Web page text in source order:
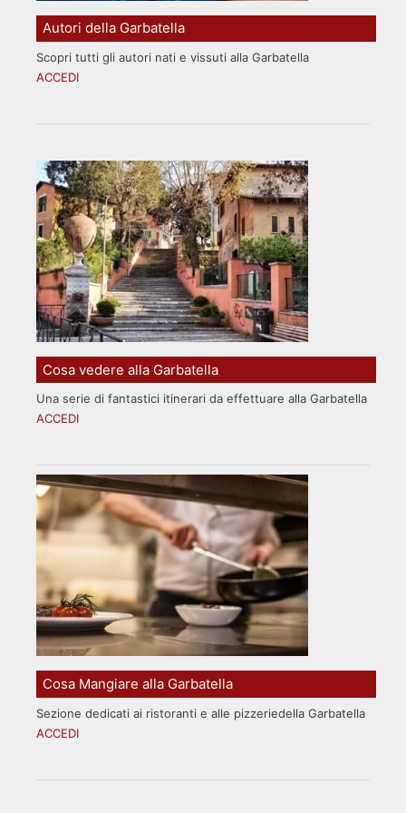
Autori della Garbatella
Scopri tutti gli autori nati e vissuti alla Garbatella
ACCEDI
Cosa vedere alla Garbatella
Una serie di fantastici itinerari da effettuare alla Garbatella
ACCEDI
Cosa Mangiare alla Garbatella
Sezione dedicati ai ristoranti e alle pizzeriedella Garbatella
ACCEDI